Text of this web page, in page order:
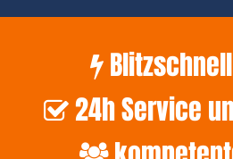
24h Service